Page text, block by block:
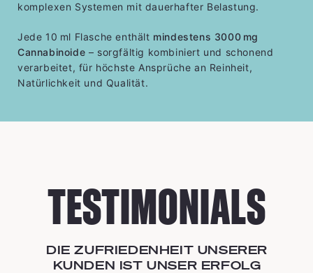
komplexen Systemen mit dauerhafter Belastung.
Jede 10 ml Flasche enthält mindestens 3000 mg
Cannabinoide – sorgfältig kombiniert und schonend
verarbeitet, für höchste Ansprüche an Reinheit,
Natürlichkeit und Qualität.
TESTIMONIALS
DIE ZUFRIEDENHEIT UNSERER
KUNDEN IST UNSER ERFOLG